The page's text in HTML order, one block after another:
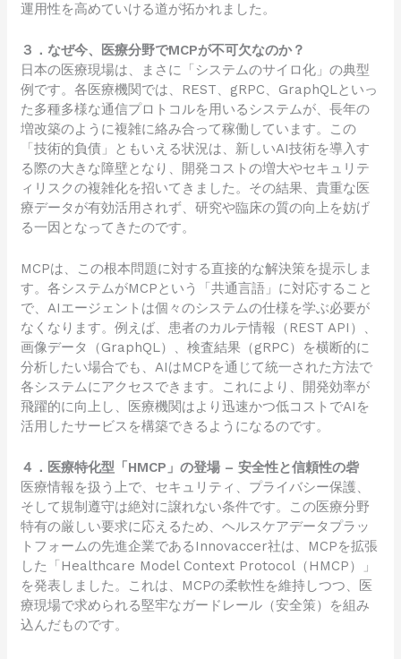
運用性を高めていける道が拓かれました。
３．なぜ今、医療分野でMCPが不可欠なのか？
日本の医療現場は、まさに「システムのサイロ化」の典型
例です。各医療機関では、REST、gRPC、GraphQLといっ
た多種多様な通信プロトコルを用いるシステムが、長年の
増改築のように複雑に絡み合って稼働しています。この
「技術的負債」ともいえる状況は、新しいAI技術を導入す
る際の大きな障壁となり、開発コストの増大やセキュリテ
ィリスクの複雑化を招いてきました。その結果、貴重な医
療データが有効活用されず、研究や臨床の質の向上を妨げ
る一因となってきたのです。
MCPは、この根本問題に対する直接的な解決策を提示しま
す。各システムがMCPという「共通言語」に対応すること
で、AIエージェントは個々のシステムの仕様を学ぶ必要が
なくなります。例えば、患者のカルテ情報（REST API）、
画像データ（GraphQL）、検査結果（gRPC）を横断的に
分析したい場合でも、AIはMCPを通じて統一された方法で
各システムにアクセスできます。これにより、開発効率が
飛躍的に向上し、医療機関はより迅速かつ低コストでAIを
活用したサービスを構築できるようになるのです。
４．医療特化型「HMCP」の登場 – 安全性と信頼性の砦
医療情報を扱う上で、セキュリティ、プライバシー保護、
そして規制遵守は絶対に譲れない条件です。この医療分野
特有の厳しい要求に応えるため、ヘルスケアデータプラッ
トフォームの先進企業であるInnovaccer社は、MCPを拡張
した「Healthcare Model Context Protocol（HMCP）」
を発表しました。これは、MCPの柔軟性を維持しつつ、医
療現場で求められる堅牢なガードレール（安全策）を組み
込んだものです。